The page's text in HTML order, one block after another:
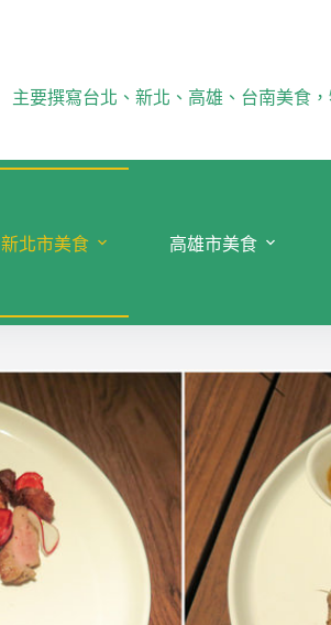
主要撰寫台北、新北、高雄、台南美食
新北市美食 高雄市美食